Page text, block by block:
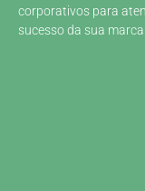
corporativos para
sucesso da sua